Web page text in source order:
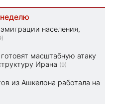
населения,
масштабную атаку
Ирана (9)
из Ашкелона работала на